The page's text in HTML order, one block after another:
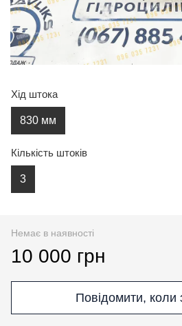
Хід штока
830 мм
Кількість штоків
3
Немає в наявності
10 000 грн
Повідомити, коли